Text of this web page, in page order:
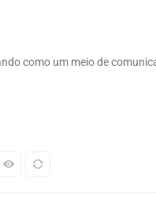
como um meio de